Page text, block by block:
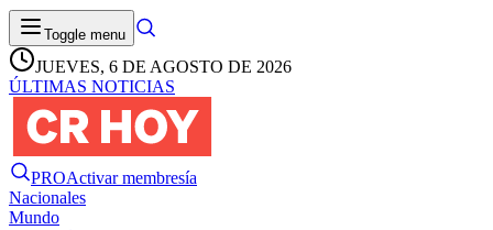
Toggle menu
JUEVES, 6 DE AGOSTO DE 2026
ÚLTIMAS NOTICIAS
PROActivar membresía
Nacionales
Mundo